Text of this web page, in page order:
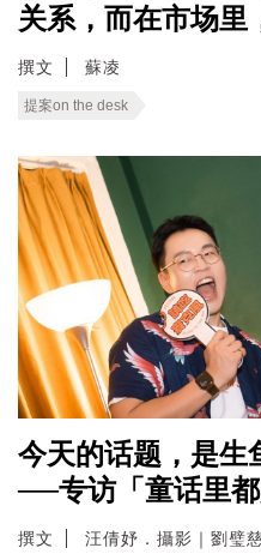
关系，而在市场里
撰文 蘇凌
提案on the desk
今天的话题，是生
──专访「童话里都
撰文 汪倩妤．攝影｜劉璧